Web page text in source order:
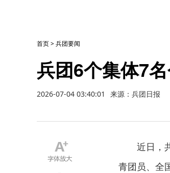
首页>兵团要闻
兵团6个集体7
2026-07-04 03:40:01 来源：兵团日报
近日，
青团员、全